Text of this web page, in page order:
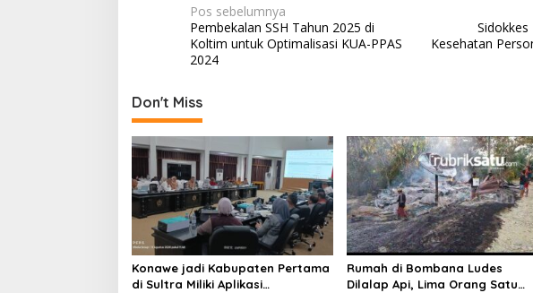
N
a
v
g
a
s
i
p
o
s
Pos sebelumnya
Pembekalan SSH Tahun 2025 di
Koltim untuk Optimalisasi KUA-PPAS
2024
Kesehatan
Don't Miss
Konawe jadi Kabupaten Pertama
di Sultra Miliki Aplikasi
Rumah di Bombana Ludes
Dilalap Api, Lima Orang Satu